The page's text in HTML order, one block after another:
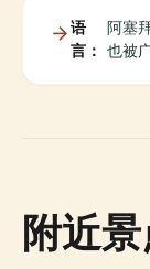
语
言：
阿塞
也被
附近